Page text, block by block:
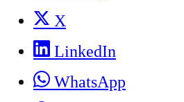
X
LinkedIn
WhatsApp